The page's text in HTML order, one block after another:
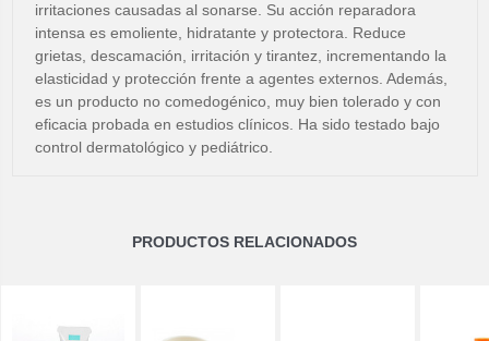
irritaciones causadas al sonarse. Su acción reparadora
intensa es emoliente, hidratante y protectora. Reduce
grietas, descamación, irritación y tirantez, incrementando la
elasticidad y protección frente a agentes externos. Además,
es un producto no comedogénico, muy bien tolerado y con
eficacia probada en estudios clínicos. Ha sido testado bajo
control dermatológico y pediátrico.
PRODUCTOS RELACIONADOS